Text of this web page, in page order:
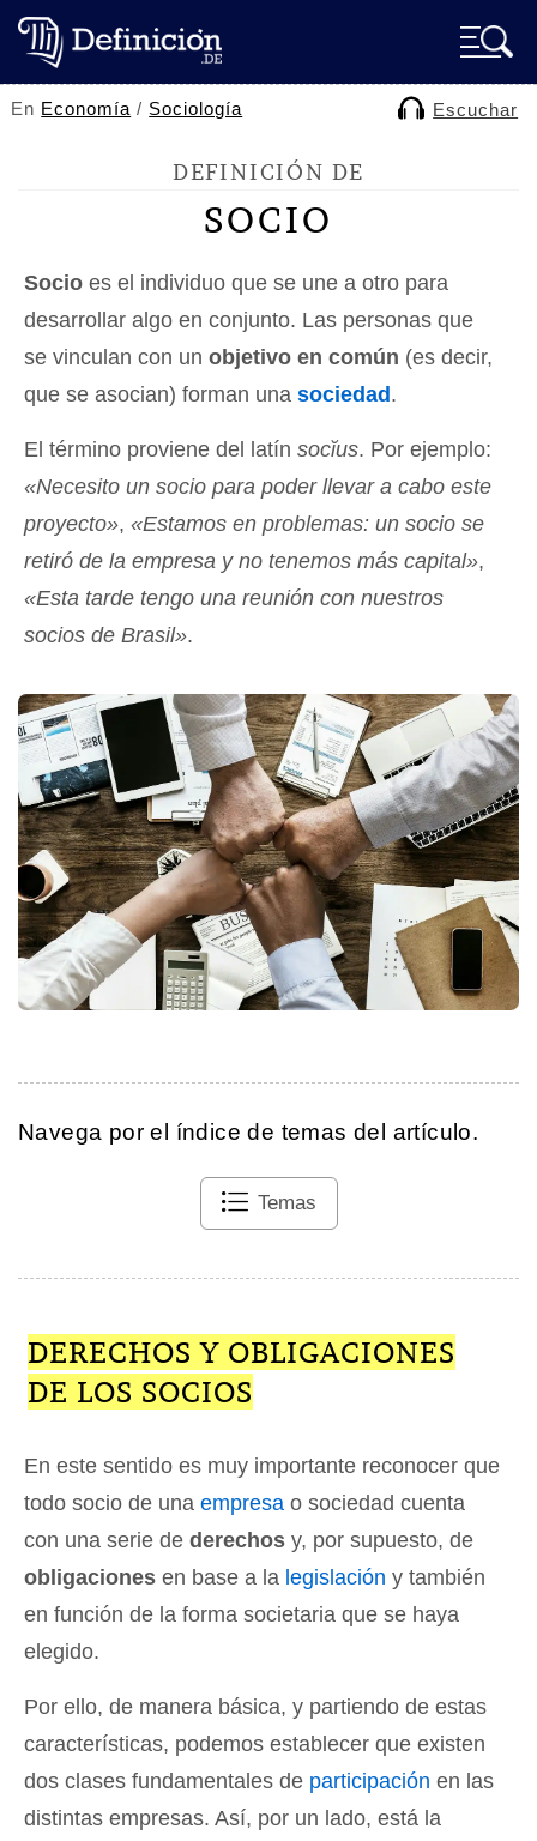
En Economía / Sociología Escuchar
DEFINICIÓN DE
SOCIO
Socio es el individuo que se une a otro para
desarrollar algo en conjunto. Las personas que
se vinculan con un objetivo en común (es decir,
que se asocian) forman una sociedad .
El término proviene del latín socĭus. Por ejemplo:
«Necesito un socio para poder llevar a cabo este
proyecto», «Estamos en problemas: un socio se
retiró de la empresa y no tenemos más capital»,
«Esta tarde tengo una reunión con nuestros
socios de Brasil».
Navega por el índice de temas del artículo.
Temas
DERECHOS Y OBLIGACIONES
DE LOS SOCIOS
En este sentido es muy importante reconocer que
todo socio de una empresa o sociedad cuenta
con una serie de derechos y, por supuesto, de
obligaciones en base a la legislación y también
en función de la forma societaria que se haya
elegido.
Por ello, de manera básica, y partiendo de estas
características, podemos establecer que existen
dos clases fundamentales de participación en las
distintas empresas. Así, por un lado, está la